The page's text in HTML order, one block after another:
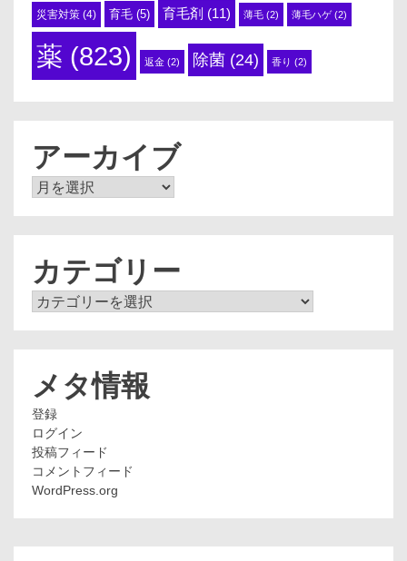
災害対策 (4) 育毛 (5) 育毛剤 (11) 薄毛 (2) 薄毛ハゲ(2)
薬 (823) 返金 (2) 除菌 (24) 香り (2)
アーカイブ
ア
カテゴリー
カ
メタ情報
登録
ログイン
投稿フィード
コメントフィード
WordPress.org